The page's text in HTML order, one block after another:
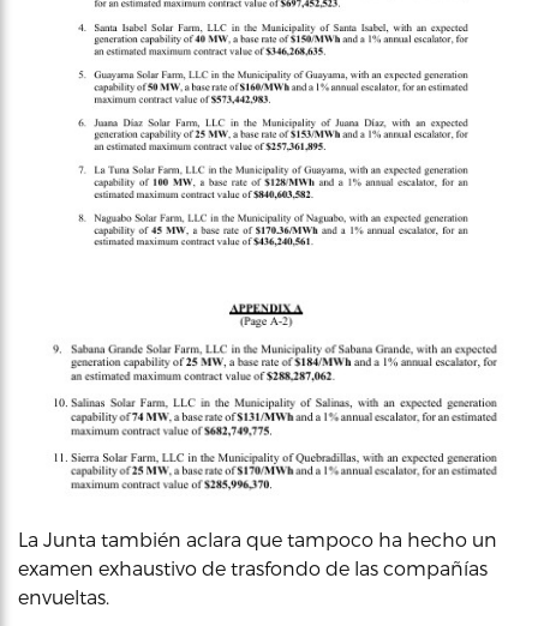
La Junta también aclara que tampoco ha hecho un
examen exhaustivo de trasfondo de las compañías
envueltas.